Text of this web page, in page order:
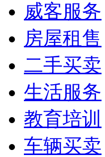
威客服务
房屋租售
二手买卖
生活服务
教育培训
车辆买卖